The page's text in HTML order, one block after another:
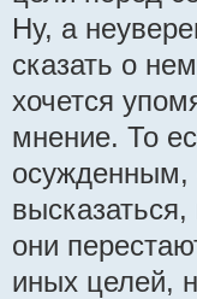
Ну, а
сказать о
хочется
мнение. То
осужденным,
они
иных целей,